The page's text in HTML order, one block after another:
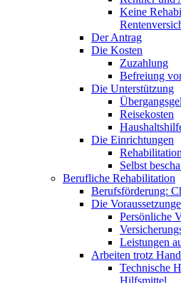
Keine
Der Antrag
Die Kosten
Zuzahlung
Befreiung
Die Unterstützung
Reisekosten
Die Einrichtungen
Selbst
Berufliche Rehabilitation
Berufsförderung:
Die
Persönliche
Leistungen
Arbeiten trotz
Technische
Hilfsmittel